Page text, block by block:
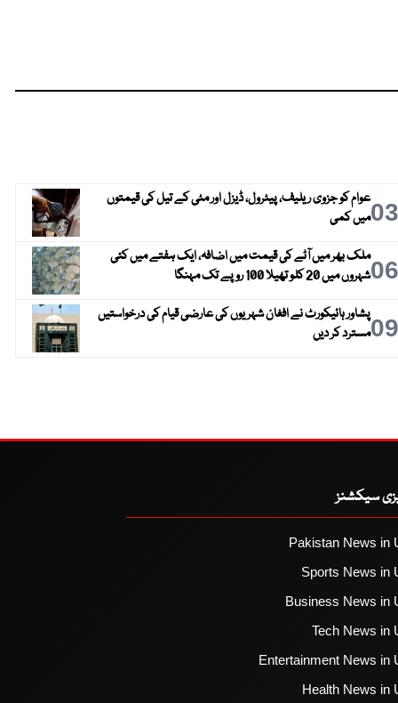
03عوام کو جزوی ریلیف، پیٹرول، ڈیزل اور مٹی کے تیل کی قیمتوں
میں کمی
06ملک بھر میں آٹے کی قیمت میں اضافہ، ایک ہفتے میں کئی
شہروں میں 20 کلو تھیلا 100 روپے تک مہنگا
09پشاور ہائیکورٹ نے افغان شہریوں کی عارضی قیام کی درخواستیں
مسترد کر دیں
سیکشنز
Pakistan News in
Sports News in
Business News in
Tech News in
Entertainment News in
Health News in